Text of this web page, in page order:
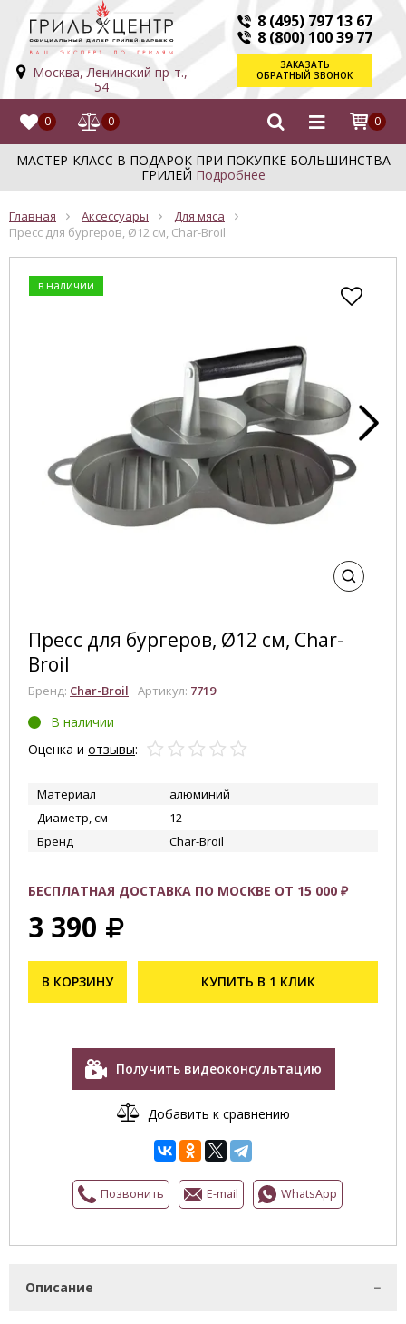
Москва, Ленинский пр-т.,
54
8 (495) 797 13 67
8 (800) 100 39 77
ЗАКАЗАТЬ
ОБРАТНЫЙ ЗВОНОК
0 0 0
МАСТЕР-КЛАСС В ПОДАРОК ПРИ ПОКУПКЕ БОЛЬШИНСТВА
ГРИЛЕЙ Подробнее
Главная Аксессуары
Для мяса
Пресс для бургеров, Ø12 см, Char-Broil
в наличии
Пресс для бургеров, Ø12 см, Char-
Broil
Бренд: Char-Broil Артикул: 7719
В наличии
Оценка и отзывы:
Материал
алюминий
Диаметр, см
12
Бренд
Char-Broil
БЕСПЛАТНАЯ ДОСТАВКА ПО МОСКВЕ ОТ 15 000 ₽
3 390
В КОРЗИНУ КУПИТЬ В 1 КЛИК
Получить видеоконсультацию
Добавить к сравнению
Позвонить E-mail WhatsApp
Описание